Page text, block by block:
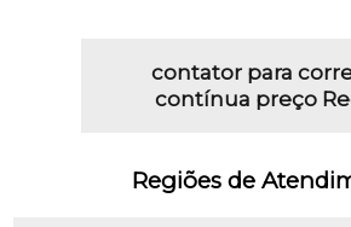
contator para
contínua preço
Regiões de